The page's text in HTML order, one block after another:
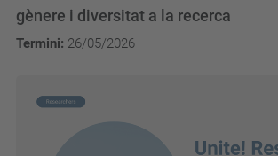
gènere i diversitat a la recerca
Termini: 26/05/2026